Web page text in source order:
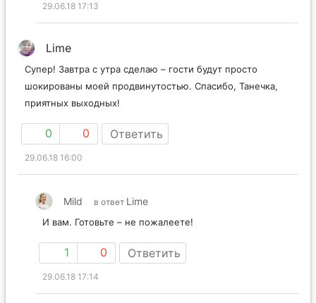
29.06.18 17:13
Lime
Супер! Завтра с утра сделаю – гости будут просто
шокированы моей продвинутостью. Спасибо, Танечка,
приятных выходных!
0 0 Ответить
29.06.18 16:00
Mild в ответ Lime
И вам. Готовьте – не пожалеете!
1 0 Ответить
29.06.18 17:14